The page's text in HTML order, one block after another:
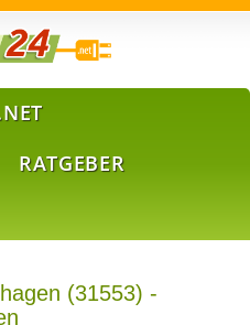
RATGEBER
(31553) -